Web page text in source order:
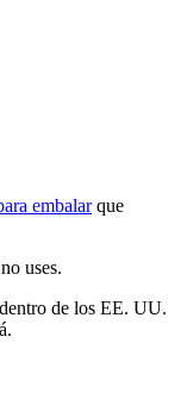
embalarque
uses.
de los EE. UU.